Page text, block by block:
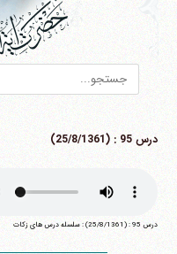
درس 95 : (25/8/1361)
درس 95 : (25/8/1361) : سلسله درس های زکات
فکس